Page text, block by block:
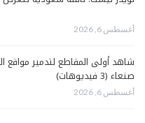
أغسطس 6, 2026
شاهد أولى المقاطع لتدمير مواقع
صنعاء (3 فيديوهات)
أغسطس 6, 2026